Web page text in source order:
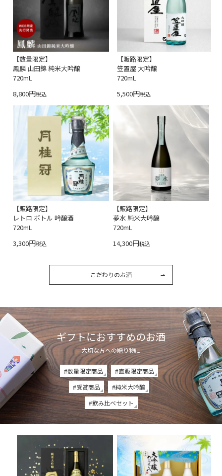
【数量限定】
鳳麟 山田錦 純米大吟醸
720mL
8,800
税込
【販路限定】
笠置屋 大吟醸
720mL
5,500
税込
【販路限定】
レトロ ボトル 吟醸酒
720mL
3,300
税込
【販路限定】
夢水 純米大吟醸
720mL
14,300
税込
こだわりのお酒
ギフトにおすすめのお酒
大切な方への贈り物に
#数量限定商品
#直販限定商品
#受賞商品
#純米大吟醸
#飲み比べセット